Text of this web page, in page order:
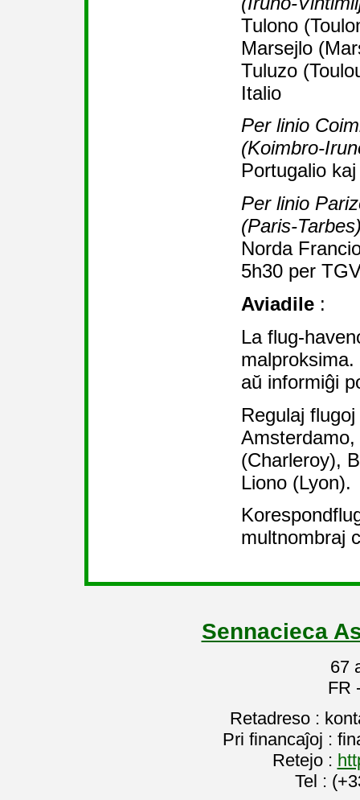
Tulono
Marsejlo
Tuluzo
Italio
Per linio
(Koimbro-
Portugalio
Per linio
(Paris-
Norda
5h30 per
Aviadile :
La flug-
aŭ informiĝi
Regulaj
(Charleroy),
Liono (Lyon).
multnombraj
Sennacieca
67
FR
Retadreso :
Pri financaĵoj :
Retejo :
Tel :